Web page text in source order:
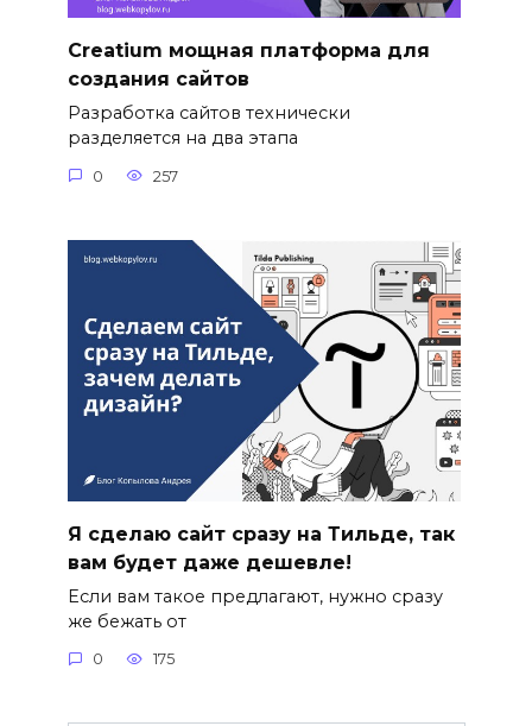
Сreatium мощная платформа для
создания сайтов
Разработка сайтов технически
разделяется на два этапа
0 257
Я сделаю сайт сразу на Тильде, так
вам будет даже дешевле!
Если вам такое предлагают, нужно сразу
же бежать от
0 175